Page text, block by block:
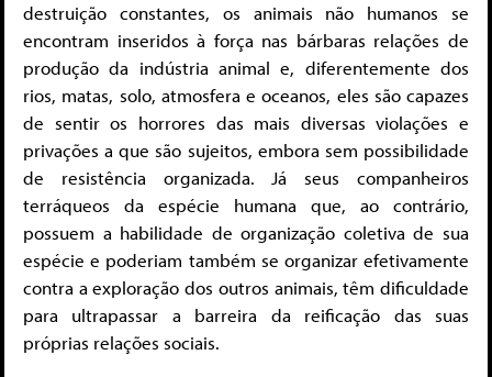
destruição constantes, os animais não humanos se
encontram inseridos à força nas bárbaras relações de
produção da indústria animal e, diferentemente dos
rios, matas, solo, atmosfera e oceanos, eles são capazes
de sentir os horrores das mais diversas violações e
privações a que são sujeitos, embora sem possibilidade
de resistência organizada. Já seus companheiros
terráqueos da espécie humana que, ao contrário,
possuem a habilidade de organização coletiva de sua
espécie e poderiam também se organizar efetivamente
contra a exploração dos outros animais, têm dificuldade
para ultrapassar a barreira da reificação das suas
próprias relações sociais.